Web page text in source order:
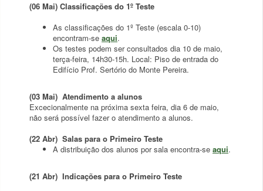
(06 Mai) Classificações do 1º Teste
As classificações do 1º Teste (escala 0-10)
encontram-se aqui.
Os testes podem ser consultados dia 10 de maio,
terça-feira, 14h30-15h. Local: Piso de entrada do
Edifício Prof. Sertório do Monte Pereira.
(03 Mai) Atendimento a alunos
Excecionalmente na próxima sexta feira, dia 6 de maio,
não será possível fazer o atendimento a alunos.
(22 Abr) Salas para o Primeiro Teste
A distribuição dos alunos por sala encontra-se aqui.
(21 Abr) Indicações para o Primeiro Teste